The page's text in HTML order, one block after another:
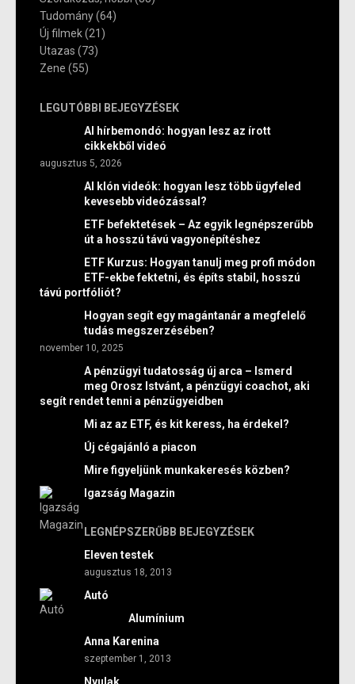
Tudomány(64)
Új filmek(21)
Utazas (73)
Zene (55)
LEGUTÓBBI BEJEGYZÉSEK
AI hírbemondó: hogyan lesz az írott
cikkekből videó
augusztus 5, 2026
AI klón videók: hogyan lesz több ügyfeled
kevesebb videózással?
ETF befektetések – Az egyik legnépszerűbb
út a hosszú távú vagyonépítéshez
ETF Kurzus: Hogyan tanulj meg profi módon
ETF-ekbe fektetni, és építs stabil, hosszú
távú portfóliót?
Hogyan segít egy magántanár a megfelelő
tudás megszerzésében?
november 10, 2025
A pénzügyi tudatosság új arca – Ismerd
meg Orosz Istvánt, a pénzügyi coachot, aki
segít rendet tenni a pénzügyeidben
Mi az az ETF, és kit keress, ha érdekel?
Új cégajánló a piacon
Mire figyeljünk munkakeresés közben?
Igazság Magazin
LEGNÉPSZERŰBB BEJEGYZÉSEK
Eleven testek
augusztus 18, 2013
Autó
Alumínium
Anna Karenina
szeptember 1, 2013
Nyulak